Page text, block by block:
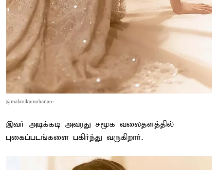
@malavikamohanan-
இவர் அடிக்கடி அவரது சமூக வலைதளத்தில்
புகைப்படங்களை பகிர்ந்து வருகிறார்.